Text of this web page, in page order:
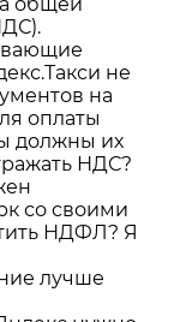
не
на
оплаты
должны их
НДС?
со своими
НДФЛ? Я
лучше